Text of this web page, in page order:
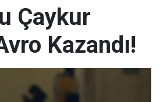
Çaykur
Kazandı!